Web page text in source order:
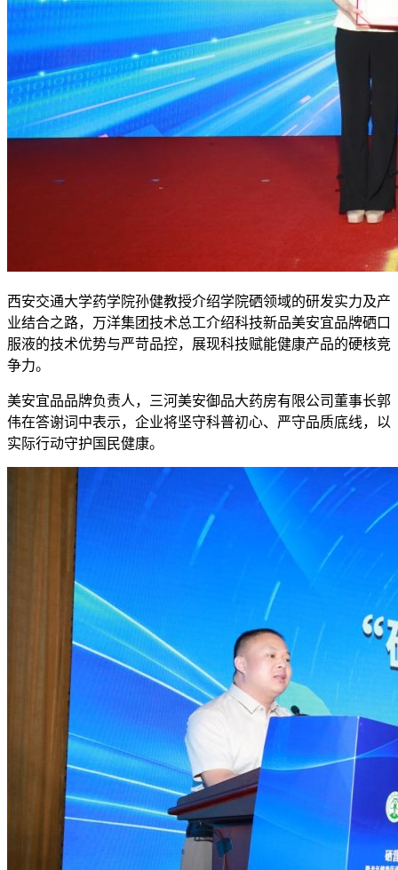
西安交通大学药学院孙健教授介绍学院硒领域的研发实力及产
业结合之路，万洋集团技术总工介绍科技新品美安宜品牌硒口
服液的技术优势与严苛品控，展现科技赋能健康产品的硬核竞
争力。
美安宜品品牌负责人，三河美安御品大药房有限公司董事长郭
伟在答谢词中表示，企业将坚守科普初心、严守品质底线，以
实际行动守护国民健康。